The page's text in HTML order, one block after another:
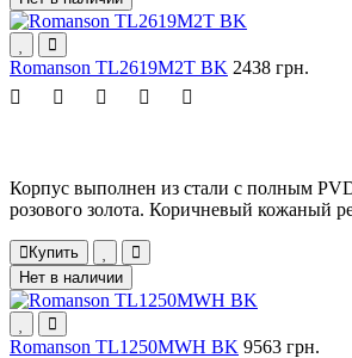
Romanson TL2619M2T BK 2438 грн.
Корпус выполнен из стали с полным
розового золота. Коричневый кожаный
Купить
Нет в наличии
Romanson TL1250MWH BK 9563 грн.